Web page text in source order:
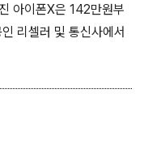
아이폰X은 142만원부
리셀러 및 통신사에서